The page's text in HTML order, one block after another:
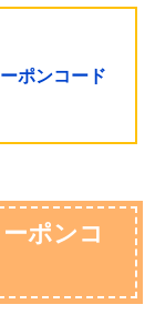
ポンコード
ポンコ